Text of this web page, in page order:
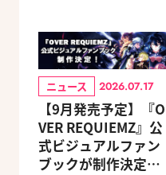
ニュース 2026.07.17
【9月発売予定】『O
VER REQUIEMZ』公
式ビジュアルファン
ブックが制作決定！